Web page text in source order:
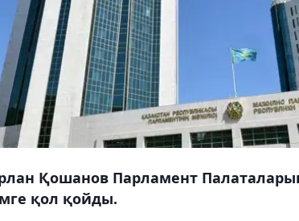
Қошанов Парламент
қол қойды.